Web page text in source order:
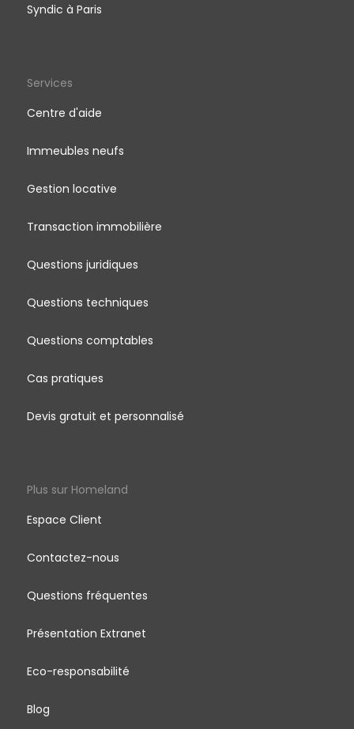
Syndic à Paris
Services
Centre d'aide
Immeubles neufs
Gestion locative
Transaction immobilière
Questions juridiques
Questions techniques
Questions comptables
Cas pratiques
Devis gratuit et personnalisé
Plus sur Homeland
Espace Client
Contactez-nous
Questions fréquentes
Présentation Extranet
Eco-responsabilité
Blog